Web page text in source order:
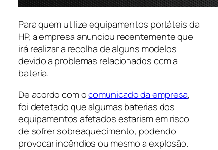
Para quem utilize equipamentos portáteis da
HP, a empresa anunciou recentemente que
irá realizar a recolha de alguns modelos
devido a problemas relacionados com a
bateria.
De acordo com ocomunicado da empresa,
foi detetado que algumas baterias dos
equipamentos afetados estariam em risco
de sofrer sobreaquecimento, podendo
provocar incêndios ou mesmo a explosão.